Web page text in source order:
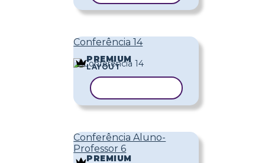
Conferência 14
PREMIUM
LAYOUT
Conferência Aluno-
Professor 6
PREMIUM